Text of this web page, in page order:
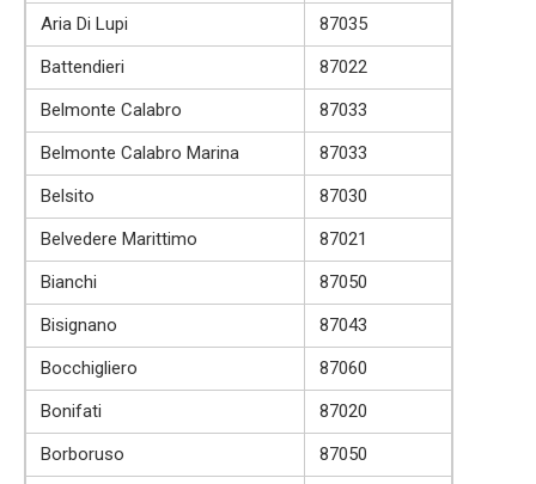
Aria Di Lupi
87035
Battendieri
87022
Belmonte Calabro
87033
Belmonte Calabro Marina
87033
Belsito
87030
Belvedere Marittimo
87021
Bianchi
87050
Bisignano
87043
Bocchigliero
87060
Bonifati
87020
Borboruso
87050